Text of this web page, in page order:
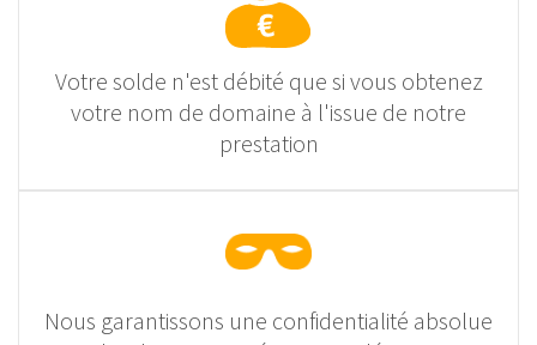
Votre solde n'est débité que si vous obtenez
votre nom de domaine à l'issue de notre
prestation
Nous garantissons une confidentialité absolue